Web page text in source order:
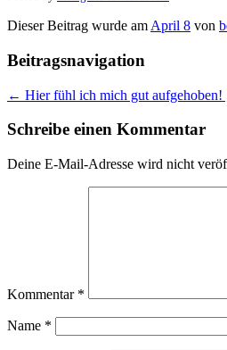
Dieser Beitrag wurde am April 8 von
Beitragsnavigation
← Hier fühl ich mich gut aufgehoben!
Schreibe einen Kommentar
Deine E-Mail-Adresse wird nicht
Kommentar *
Name *